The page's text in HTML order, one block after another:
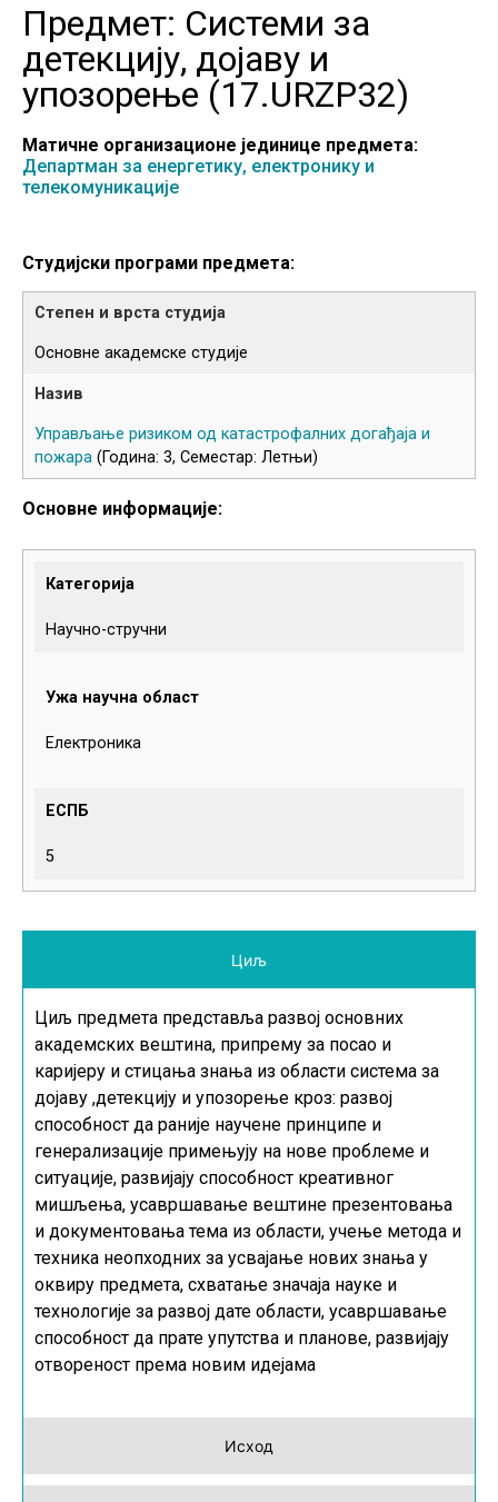
Предмет: Системи за
детекцију, дојаву и
упозорење (17.URZP32)
Матичне организационе јединице предмета:
Департман за енергетику, електронику и
телекомуникације
Студијски програми предмета:
Основне академске студије
Управљање ризиком од катастрофалних догађаја и
пожара (Година: 3, Семестар: Летњи)
Основне информације:
Категорија
Научно-стручни
Ужа научна област
Електроника
ЕСПБ
5
Циљ
Исход
Циљ предмета представља развој основних
академских вештина, припрему за посао и
каријеру и стицања знања из области система за
дојаву ,детекцију и упозорење кроз: развој
способност да раније научене принципе и
генерализације примењују на нове проблеме и
ситуације, развијају способност креативног
мишљења, усавршавање вештине презентовања
и документовања тема из области, учење метода и
техника неопходних за усвајање нових знања у
оквиру предмета, схватање значаја науке и
технологије за развој дате области, усавршавање
способност да прате упутства и планове, развијају
отвореност према новим идејама